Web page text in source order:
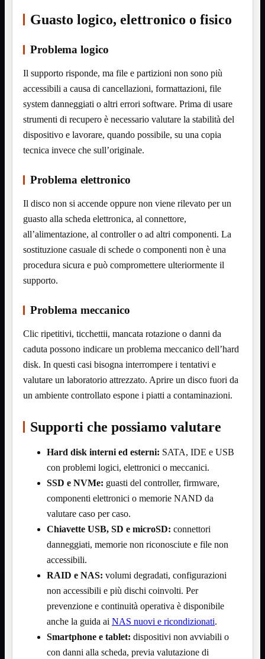
Prolunga 
TEST
USB2

USB3 
VGA
AlimentazioneMostra tutti i prodotti
220Volt
Molex
Prolunga
VGA
A/A Maschio
Micro
OTG
Prolunga
Sdoppiatore
VGA to HDMI
DatiMostra tutti i prodotti
E-Sata
Sata
USB3Mostra tutti i prodotti
Micro
Prolunga
Adattatore Mostra tutti i prodotti
CDROM to Hard Disk
m2 to SATA
NVMe to MacBook
NVMe to PCIe
NVMe to USB3
PS2
Seriale to Parallela
Switch USB2
USB
USB2 Interni
USB3 Interni
VGA to LAN
Guasto logico, elettronico o fisico
Problema logico
Il supporto risponde, ma file e partizioni non sono più
accessibili a causa di cancellazioni, formattazioni, file
system danneggiati o altri errori software. Prima di usare
strumenti di recupero è necessario valutare la stabilità del
dispositivo e lavorare, quando possibile, su una copia
tecnica invece che sull’originale.
Problema elettronico
Il disco non si accende oppure non viene rilevato per un
guasto alla scheda elettronica, al connettore,
all’alimentazione, al controller o ad altri componenti. La
sostituzione casuale di schede o componenti non è una
procedura sicura e può compromettere ulteriormente il
supporto.
Problema meccanico
Clic ripetitivi, ticchettii, mancata rotazione o danni da
caduta possono indicare un problema meccanico dell’hard
disk. In questi casi bisogna interrompere i tentativi e
valutare un laboratorio attrezzato. Aprire un disco fuori da
un ambiente controllato espone i piatti a contaminazioni.
Supporti che possiamo valutare
Hard disk interni ed esterni: SATA, IDE e USB
con problemi logici, elettronici o meccanici.
SSD e NVMe: guasti del controller, firmware,
componenti elettronici o memorie NAND da
valutare caso per caso.
Chiavette USB, SD e microSD: connettori
danneggiati, memorie non riconosciute e file non
accessibili.
RAID e NAS: volumi degradati, configurazioni
non accessibili e più dischi coinvolti. Per
prevenzione e continuità operativa è disponibile
anche la guida ai NAS nuovi e ricondizionati.
Smartphone e tablet: dispositivi non avviabili o
con danni alla scheda, previa valutazione di